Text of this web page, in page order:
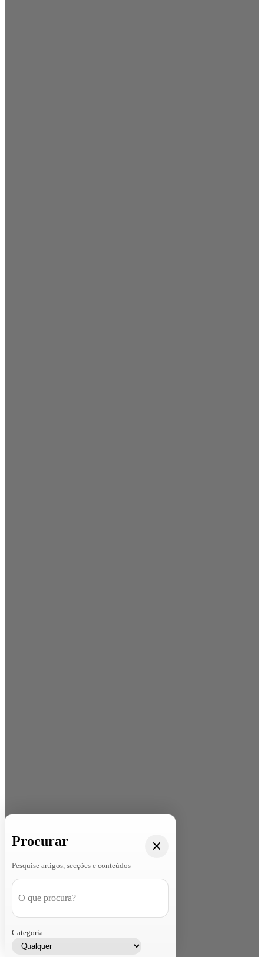
Procurar
Pesquise artigos, secções e conteúdos
Categoria: